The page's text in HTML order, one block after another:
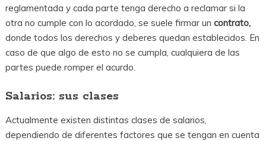
reglamentada y cada parte tenga derecho a reclamar si la
otra no cumple con lo acordado, se suele firmar un contrato,
donde todos los derechos y deberes quedan establecidos. En
caso de que algo de esto no se cumpla, cualquiera de las
partes puede romper el acurdo.
Salarios: sus clases
Actualmente existen distintas clases de salarios,
dependiendo de diferentes factores que se tengan en cuenta